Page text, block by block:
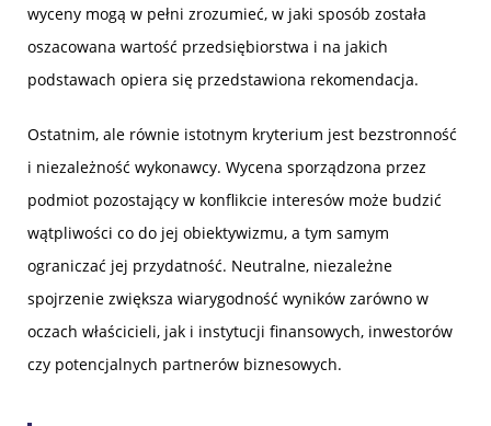
wyceny mogą w pełni zrozumieć, w jaki sposób została
oszacowana wartość przedsiębiorstwa i na jakich
podstawach opiera się przedstawiona rekomendacja.
Ostatnim, ale równie istotnym kryterium jest bezstronność
i niezależność wykonawcy. Wycena sporządzona przez
podmiot pozostający w konflikcie interesów może budzić
wątpliwości co do jej obiektywizmu, a tym samym
ograniczać jej przydatność. Neutralne, niezależne
spojrzenie zwiększa wiarygodność wyników zarówno w
oczach właścicieli, jak i instytucji finansowych, inwestorów
czy potencjalnych partnerów biznesowych.